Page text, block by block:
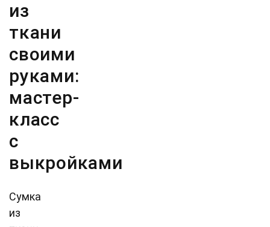
из
ткани
своими
руками:
мастер-
класс
с
выкройками
Сумка
из